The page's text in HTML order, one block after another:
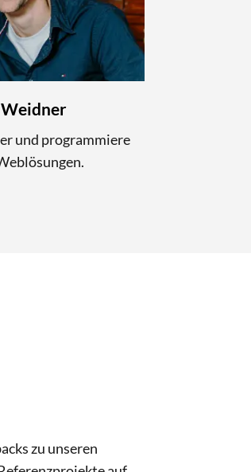
und programmiere
zu unseren